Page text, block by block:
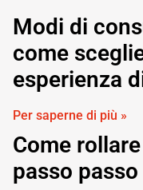
Modi di
come
esperienza
Per saperne di più »
Come
passo passo